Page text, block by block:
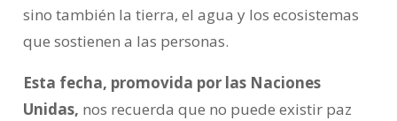
sino también la tierra, el agua y los ecosistemas
que sostienen a las personas.
Esta fecha, promovida por las Naciones
Unidas, nos recuerda que no puede existir paz